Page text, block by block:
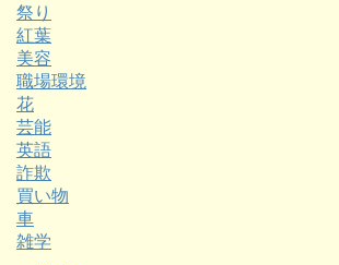
祭り
紅葉
美容
職場環境
花
芸能
英語
詐欺
買い物
車
雑学